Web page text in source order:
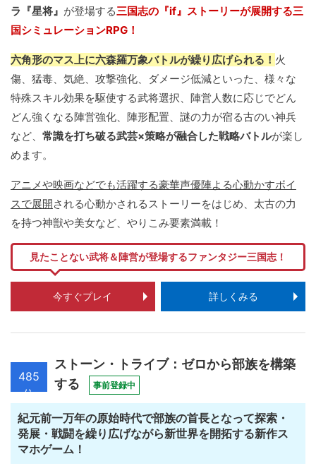
ラ『星将』 が登場する三国志の『if』ストーリーが展開する三
国シミュレーションRPG！
六角形のマス上に六森羅万象バトルが繰り広げられる！ 火
傷、猛毒、気絶、攻撃強化、ダメージ低減といった、様々な
特殊スキル効果を駆使する武将選択、陣営人数に応じでどん
どん強くなる陣営強化、陣形配置、謎の力が宿る古のい神兵
など、 常識を打ち破る武芸×策略が融合した戦略バトルが楽し
めます。
アニメや映画などでも活躍する豪華声優陣よる心動かすボイ
スで展開される心動かされるストーリーをはじめ、太古の力
を持つ神獣や美女など、やりこみ要素満載！
見たことない武将＆陣営が登場するファンタジー三国志！
今すぐプレイ 詳しくみる
485
位
ストーン・トライブ：ゼロから部族を構築
する
事前登録中
紀元前一万年の原始時代で部族の首長となって探索・
発展・戦闘を繰り広げながら新世界を開拓する新作ス
マホゲーム！